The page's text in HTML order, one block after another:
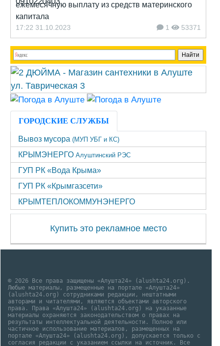
ежемесячную выплату из средств материнского
капитала
17:22 31.10.2023 1 53371
ГОРОДСКИЕ СЛУЖБЫ
Вывоз мусора (МУП УБГ и КС)
КРЫМЭНЕРГО Алуштинский РЭС
ГУП РК «Вода Крыма»
ГУП РК «Крымгазсети»
КРЫМТЕПЛОКОММУНЭНЕРГО
Купить это рекламное место
© 2026 Все права защищены «Алушта24» (alushta24.org).
Любые материалы, размещенные на портале «Алушта24»
(alushta24.org) сотрудниками редакции, нештатными
авторами и читателями, являются объектами авторского
права. Права «Алушта24» (alushta24.org) на указанные
материалы охраняются законодательством о правах на
результаты интеллектуальной деятельности. Полное или
частичное использование материалов, размещенных на
портале «Алушта24» (alushta24.org), допускается только с
согласия редакции с указанием ссылки на источник. Все